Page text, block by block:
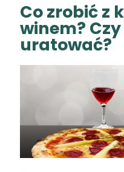
Co zrobić z
winem?
uratować?